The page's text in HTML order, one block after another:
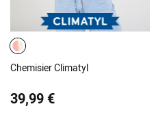
Chemisier Climatyl
39,99 €